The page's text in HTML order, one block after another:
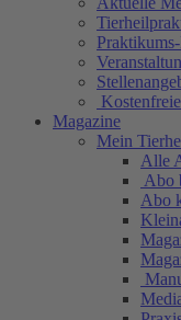
Magazine
Mein
Alle
Abo
Abo